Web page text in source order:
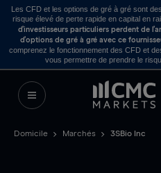
Les CFD et les options de gré à gré sont
risque élevé de perte rapide en capital en
d’investisseurs particuliers perdent de
d’options de gré à gré avec ce
comprenez le fonctionnement des CFD et
vous permettre de prendre le
Domicile Marchés 3SBio Inc